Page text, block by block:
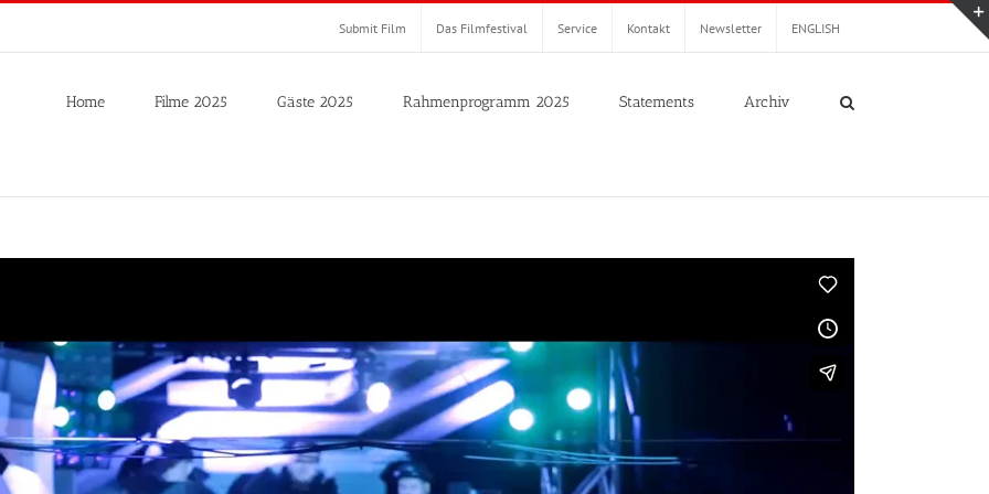
Submit Film Das Filmfestival Service Kontakt Newsletter ENGLISH
Home Filme 2025 Gäste 2025 Rahmenprogramm 2025 Statements Archiv